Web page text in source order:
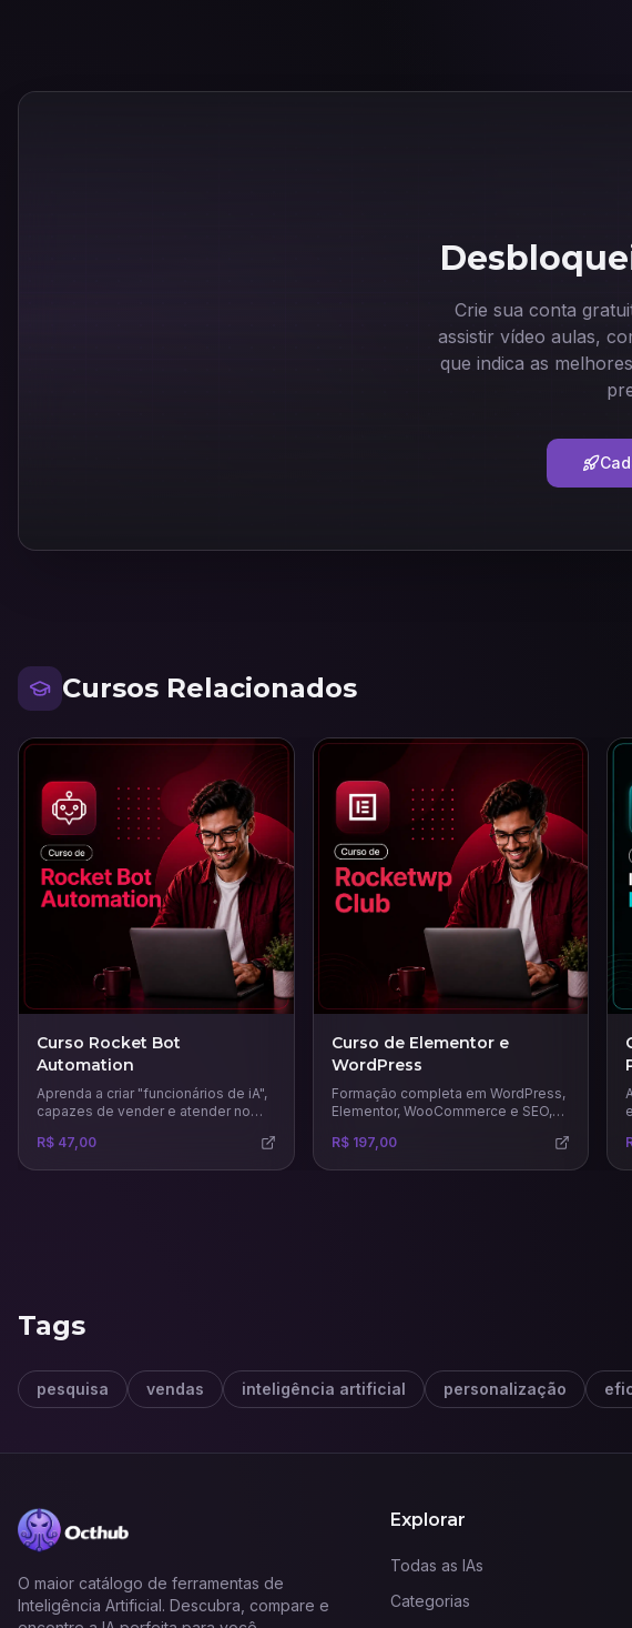
Crie sua conta
assistir vídeo aulas,
que indica as
Cursos Relacionados
Curso Rocket Bot
Automation
Aprenda a criar "funcionários de iA",
capazes de vender e atender no
dia com uma comunicação humana.
R$ 47,00
Curso de Elementor e
WordPress
Formação completa em WordPress,
Elementor, WooCommerce e SEO,
venda, landing pages, sites
R$ 197,00
Tags
pesquisa vendas inteligência artificial personalização
O maior catálogo de ferramentas de
Inteligência Artificial. Descubra, compare e
Explorar
Todas as IAs
Categorias